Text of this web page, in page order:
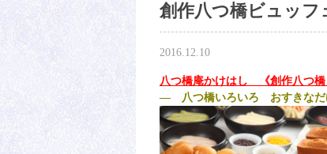
創作八つ橋ビュッ
2016.12.10
八つ橋庵かけはし 《創作八つ橋
— 八つ橋いろいろ おすきな